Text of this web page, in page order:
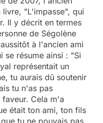
livre, "L'impasse", qui
Il y décrit en termes
de Ségolène
à l'ancien ami
se résume ainsi : "Si
représentait un
tu aurais dû soutenir
tu n'as pas
Cela m'a
était ton ami, ton fils